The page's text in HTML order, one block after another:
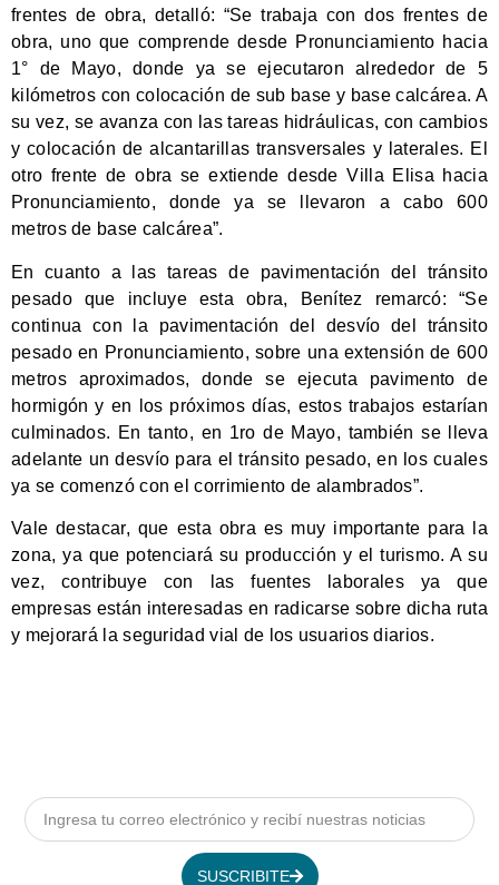
frentes de obra, detalló: “Se trabaja con dos frentes de
obra, uno que comprende desde Pronunciamiento hacia
1° de Mayo, donde ya se ejecutaron alrededor de 5
kilómetros con colocación de sub base y base calcárea. A
su vez, se avanza con las tareas hidráulicas, con cambios
y colocación de alcantarillas transversales y laterales. El
otro frente de obra se extiende desde Villa Elisa hacia
Pronunciamiento, donde ya se llevaron a cabo 600
metros de base calcárea”.
En cuanto a las tareas de pavimentación del tránsito
pesado que incluye esta obra, Benítez remarcó: “Se
continua con la pavimentación del desvío del tránsito
pesado en Pronunciamiento, sobre una extensión de 600
metros aproximados, donde se ejecuta pavimento de
hormigón y en los próximos días, estos trabajos estarían
culminados. En tanto, en 1ro de Mayo, también se lleva
adelante un desvío para el tránsito pesado, en los cuales
ya se comenzó con el corrimiento de alambrados”.
Vale destacar, que esta obra es muy importante para la
zona, ya que potenciará su producción y el turismo. A su
vez, contribuye con las fuentes laborales ya que
empresas están interesadas en radicarse sobre dicha ruta
y mejorará la seguridad vial de los usuarios diarios.
SUSCRIBITE